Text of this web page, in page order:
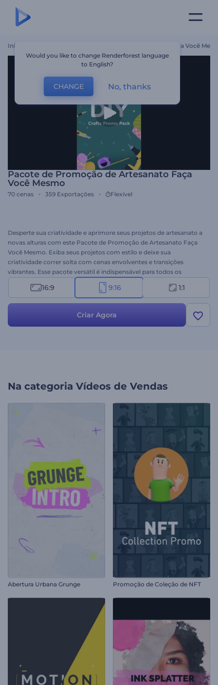
Início Pacote De Promoção De Artesanato Faça Você
Pacote de Promoção de Artesanato Faça
Você Mesmo
70 cenas 359 Exportações Flexível
Desperte sua criatividade e aprimore seus projetos de artesanato a
novas alturas com este Pacote de Promoção de Artesanato Faça
Você Mesmo. Exiba seus projetos com estilo e deixe sua
criatividade correr solta com cenas envolventes e transições
vibrantes. Esse pacote versátil é indispensável para todos os
entusiastas de DIY e empresas de artesanato, permitindo que você
crie conteúdo único e cativante em poucos minutos. Selecione as
promocionais, escolha uma música de fundo em nossa Biblioteca
de Música ou faça o upload de sua narração. Experimente agora
16:9 9:16 1:1
Criar Agora
Na categoria Vídeos de Vendas
Abertura Urbana Grunge Promoção de Coleção de NFT
Would you like to change Renderforest language
to English?
CHANGE No, thanks